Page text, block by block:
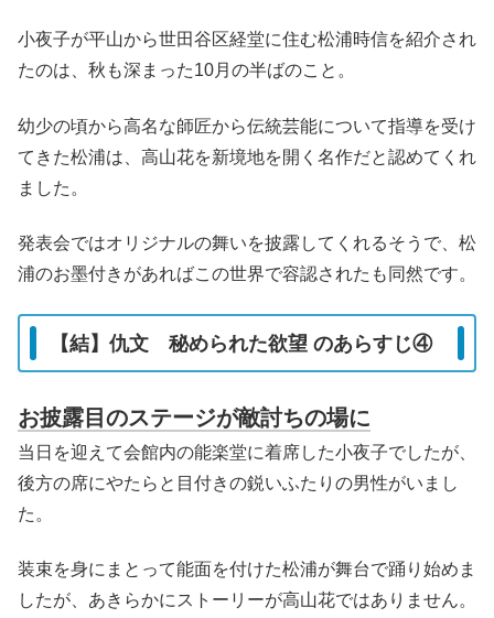
小夜子が平山から世田谷区経堂に住む松浦時信を紹介され
たのは、秋も深まった10月の半ばのこと。
幼少の頃から高名な師匠から伝統芸能について指導を受け
てきた松浦は、高山花を新境地を開く名作だと認めてくれ
ました。
発表会ではオリジナルの舞いを披露してくれるそうで、松
浦のお墨付きがあればこの世界で容認されたも同然です。
【結】仇文 秘められた欲望 のあらすじ④
お披露目のステージが敵討ちの場に
当日を迎えて会館内の能楽堂に着席した小夜子でしたが、
後方の席にやたらと目付きの鋭いふたりの男性がいまし
た。
装束を身にまとって能面を付けた松浦が舞台で踊り始めま
したが、あきらかにストーリーが高山花ではありません。